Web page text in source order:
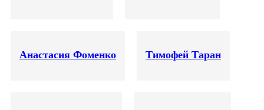
Анастасия Фоменко Тимофей Таран